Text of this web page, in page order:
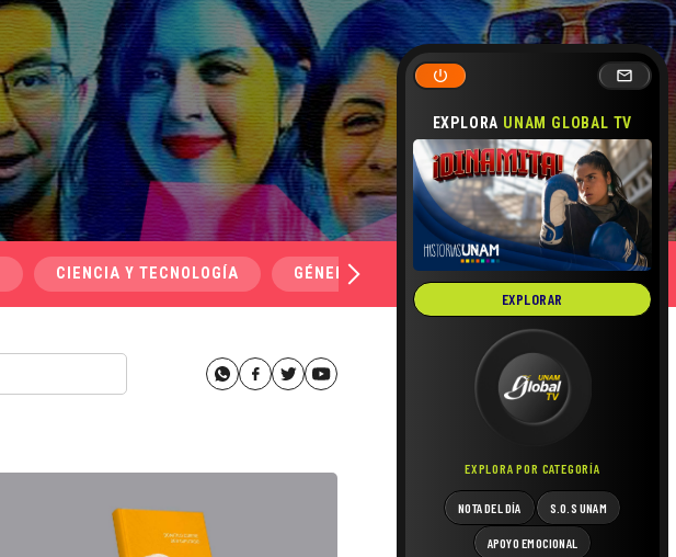
EXPLORA UNAM GLOBAL TV
EXPLORAR
EXPLORA POR CATEGORÍA
NOTA DEL DÍA S.O.S UNAM
APOYO EMOCIONAL
CIENCIA Y TECNOLOGÍA GÉNERO Y SEXUALIDAD SALUD